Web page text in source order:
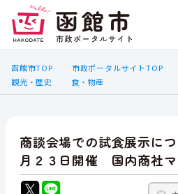
函館市TOP 市政ポータルサイトTOP
観光・歴史
食・物産
商談会場での試食展示に
月２３日開催 国内商社マ